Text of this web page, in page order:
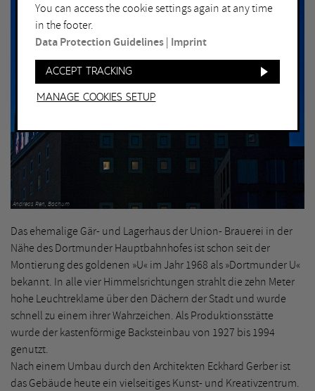
Andreas Ren, Bochum
Das ehemalige Gär- und Lagerhaus der Union- Brauerei in der
Nähe des Dortmunder Hauptbahnhofes ist schon seit der
Montierung des goldenen »U« im Jahr 1968 als »Dortmunder U«
bekannt. In alle vier Himmelsrichtungen strahlt die zehn Meter
hohe Leuchtreklame über den Dächern der Stadt und wurde
schnell zu einem ihrer Wahrzeichen. Als Produktionsstätte
wurde der kastenförmige Backsteinbau von 1927 bis 1994
genutzt.
Nach einem Umbau durch den Architekten Eckhard Gerber ist
das Gebäude heute ein vielseitiges Kunst- und Kreativzentrum.
You can access the cookie settings again at any time
in the footer.
Data Protection Guidelines Imprint
Accept tracking
Manage Cookies setup